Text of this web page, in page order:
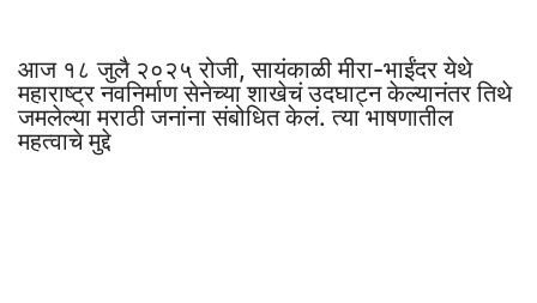
आज १८ जुलै २०२५ रोजी, सायंकाळी मीरा-भाईंदर येथे
महाराष्ट्र नवनिर्माण सेनेच्या शाखेचं उदघाट्न केल्यानंतर तिथे
जमलेल्या मराठी जनांना संबोधित केलं. त्या भाषणातील
महत्वाचे मुद्दे